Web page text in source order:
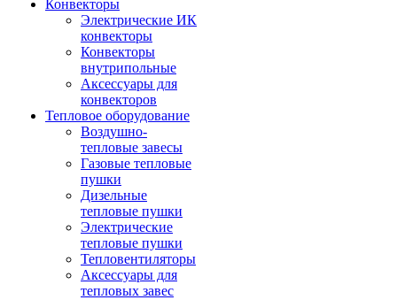
Конвекторы
Электрические ИК
конвекторы
Конвекторы
внутрипольные
Аксессуары для
конвекторов
Тепловое оборудование
Воздушно-
тепловые завесы
Газовые тепловые
пушки
Дизельные
тепловые пушки
Электрические
тепловые пушки
Тепловентиляторы
Аксессуары для
тепловых завес